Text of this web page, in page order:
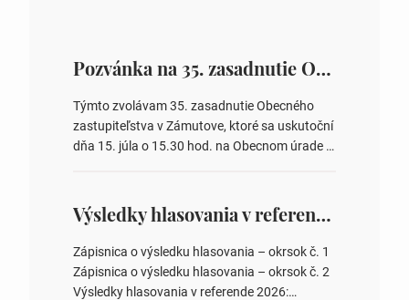
Pozvánka na 35. zasadnutie OZ v Zámutove
Týmto zvolávam 35. zasadnutie Obecného
zastupiteľstva v Zámutove, ktoré sa uskutoční
dňa 15. júla o 15.30 hod. na Obecnom úrade v
overovateľov zápisnice 3. Určenie volebných
obvodov pre voľby poslancov obecných
zastupiteľstiev, počtu poslancov obecných
zastupiteľstiev v nich 4. Schválenie odpredaja
obecného pozemku –…
Výsledky hlasovania v referende 2026
Zápisnica o výsledku hlasovania – okrsok č. 1
Zápisnica o výsledku hlasovania – okrsok č. 2
Výsledky hlasovania v referende 2026: